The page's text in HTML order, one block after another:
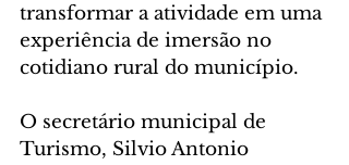
transformar a atividade em uma
experiência de imersão no
cotidiano rural do município.
O secretário municipal de
Turismo, Silvio Antonio